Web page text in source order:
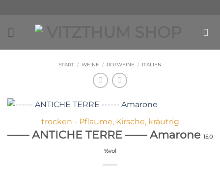
springen
START / WEINE / ROTWEINE / ITALIEN
trocken - Pflaume, Kirsche, kräutrig
—— ANTICHE TERRE —— Amarone 15,0
%vol